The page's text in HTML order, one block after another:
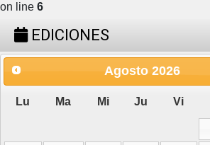
on line 6
EDICIONES
Agosto 2026
Lu Ma Mi Ju Vi